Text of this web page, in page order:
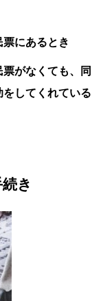
にあるとき
がなくても、同
してくれている
き